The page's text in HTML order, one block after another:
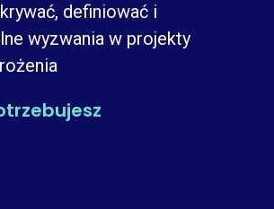
definiować i
wyzwania w projekty